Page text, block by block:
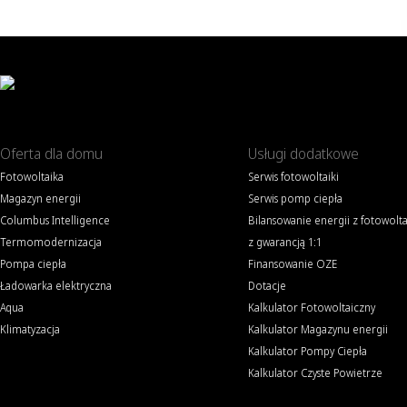
Oferta dla domu
Fotowoltaika
Magazyn energii
Columbus Intelligence
Termomodernizacja
Pompa ciepła
Ładowarka elektryczna
Aqua
Klimatyzacja
Usługi dodatkowe
Serwis fotowoltaiki
Serwis pomp ciepła
Bilansowanie energii z
z gwarancją 1:1
Finansowanie OZE
Dotacje
Kalkulator Fotowoltaiczny
Kalkulator Magazynu energii
Kalkulator Pompy Ciepła
Kalkulator Czyste Powietrze